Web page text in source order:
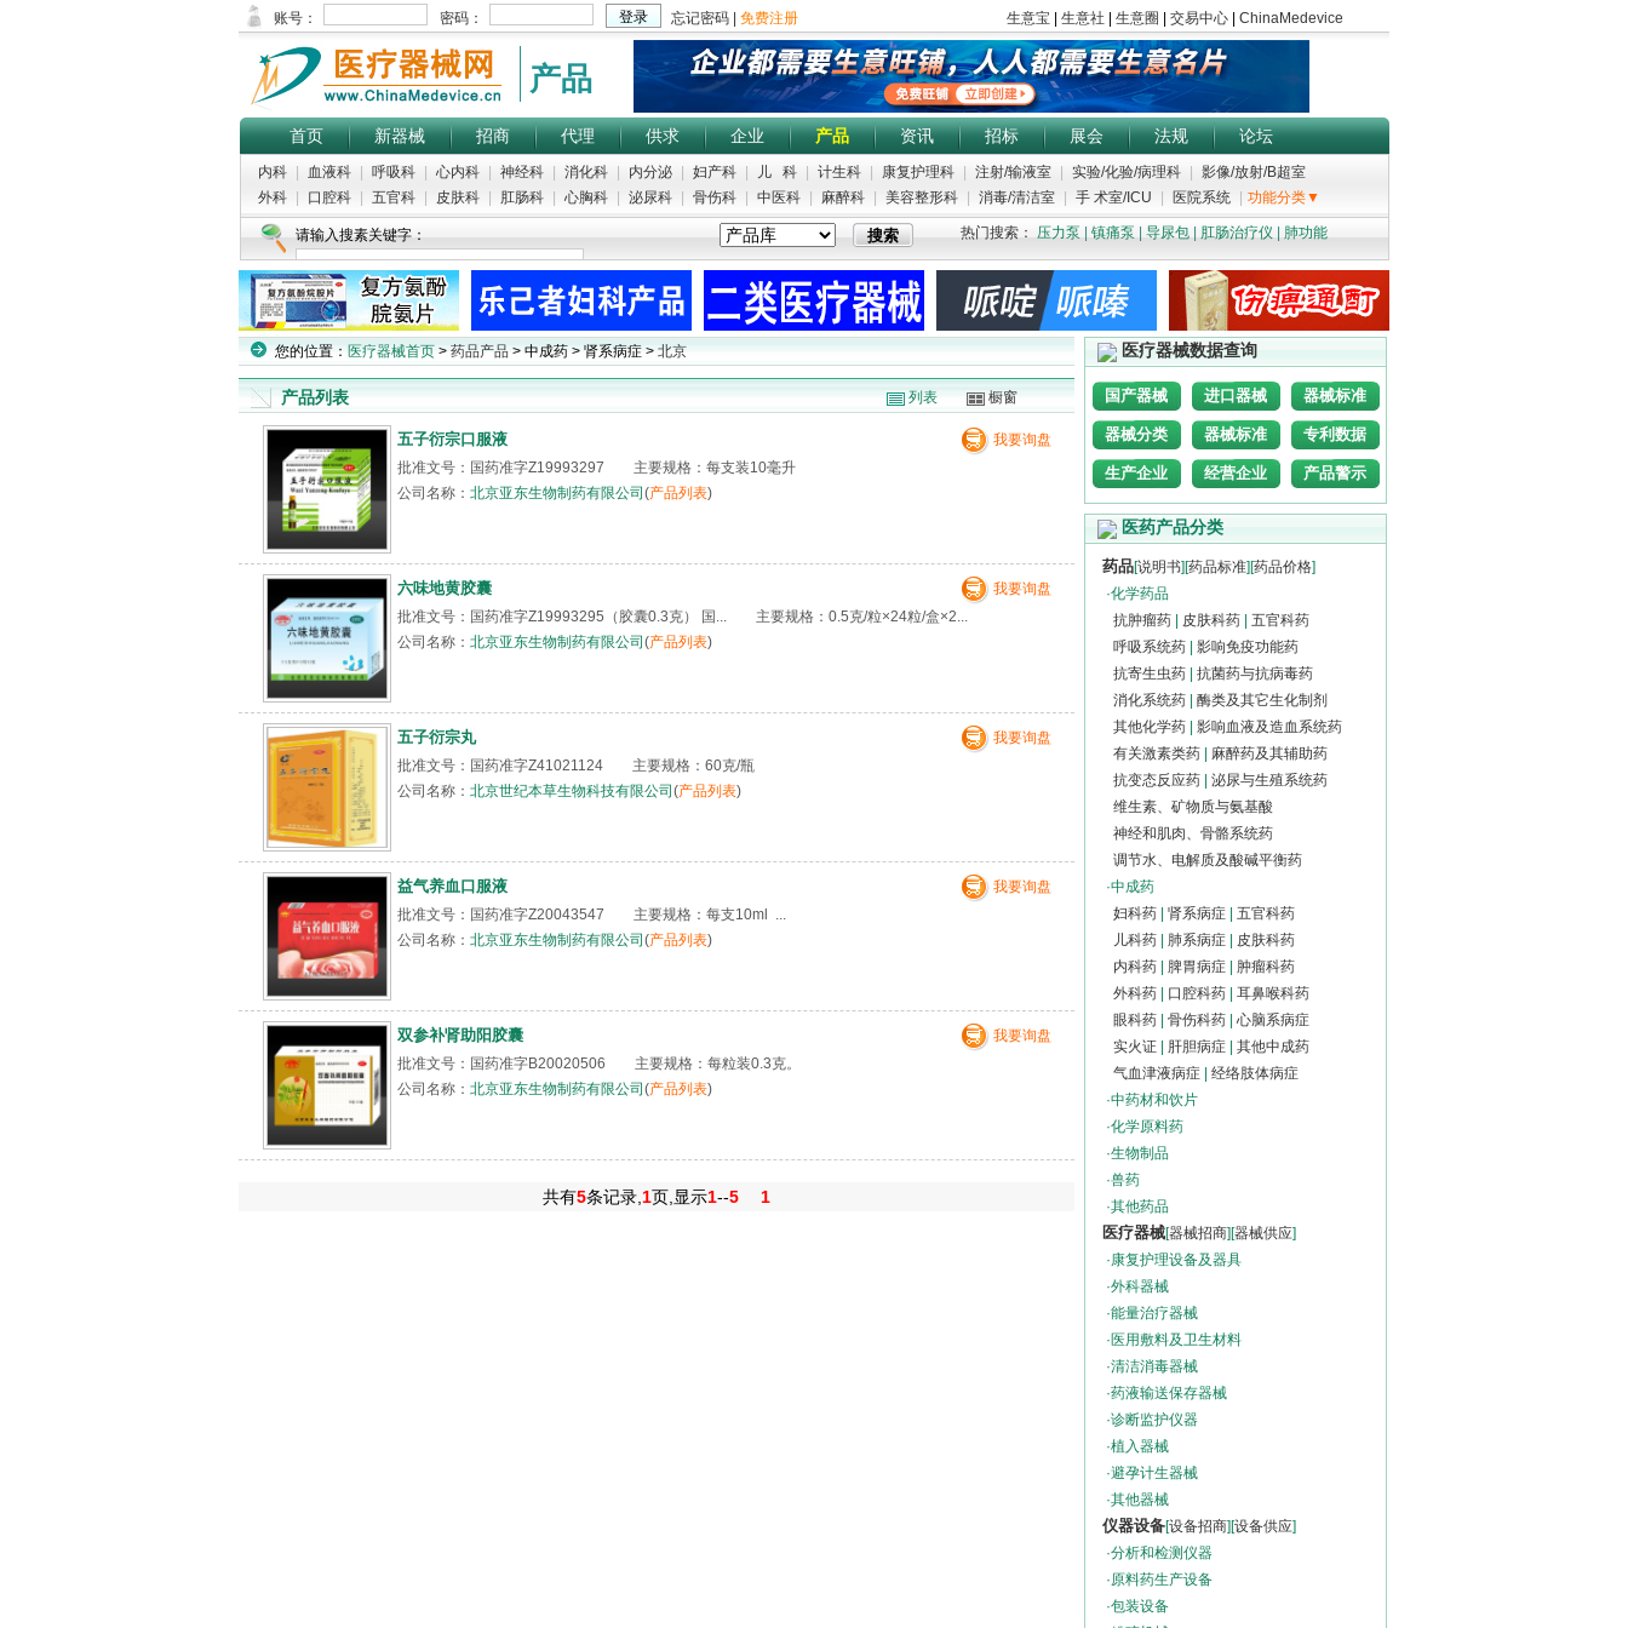
产品
首页 新器械 招商 代理 供求 企业 产品 资讯 招标 展会 法规 论坛
内科 血液科 呼吸科 心内科 神经科 消化科 内分泌 妇产科 儿 科 计生科 康复护理科 注射/输液室 实验/化验/病理科
影像/放射/B超室
外科
口腔科 五官科 皮肤科 肛肠科 心胸科 泌尿科 骨伤科 中医科 麻醉科 美容整形科 消毒/清洁室 手 术室/ICU 医院系统 功能分类▼
请输入搜素关键字： 热门搜索： 压力泵 镇痛泵 导尿包| 肛肠治疗仪 肺功能
您的位置： 医疗器械首页 > 药品产品 > 中成药 > 肾系病症 > 北京
产品列表 列表 橱窗
五子衍宗口服液
我要询盘
批准文号：国药准字Z19993297 主要规格：每支装10毫升
公司名称： 北京亚东生物制药有限公司 (产品列表)
六味地黄胶囊
我要询盘
批准文号：国药准字Z19993295（胶囊0.3克） 国... 主要规格：0.5克/粒×24粒/盒×2...
公司名称： 北京亚东生物制药有限公司 (产品列表)
五子衍宗丸
我要询盘
批准文号：国药准字Z41021124 主要规格：60克/瓶
公司名称： 北京世纪本草生物科技有限公司 (产品列表)
益气养血口服液
我要询盘
批准文号：国药准字Z20043547 主要规格：每支10ml ...
公司名称： 北京亚东生物制药有限公司 (产品列表)
双参补肾助阳胶囊
我要询盘
批准文号：国药准字B20020506 主要规格：每粒装0.3克。
公司名称： 北京亚东生物制药有限公司 (产品列表)
共有5条记录, 1页,显示1--5 1
医疗器械数据查询
国产器械 进口器械 器械标准
器械分类 器械标准 专利数据
生产企业 经营企业 产品警示
医药产品分类
药品[说明书][药品标准][药品价格]
·化学药品
抗肿瘤药 | 皮肤科药 | 五官科药
呼吸系统药 | 影响免疫功能药
抗寄生虫药 | 抗菌药与抗病毒药
消化系统药 | 酶类及其它生化制剂
其他化学药 | 影响血液及造血系统药
有关激素类药 | 麻醉药及其辅助药
抗变态反应药 | 泌尿与生殖系统药
维生素、矿物质与氨基酸
神经和肌肉、骨骼系统药
调节水、电解质及酸碱平衡药
·中成药
妇科药 | 肾系病症 | 五官科药
儿科药 | 肺系病症 | 皮肤科药
内科药 | 脾胃病症 | 肿瘤科药
外科药 | 口腔科药 | 耳鼻喉科药
眼科药 | 骨伤科药 | 心脑系病症
实火证 | 肝胆病症 | 其他中成药
气血津液病症 | 经络肢体病症
·中药材和饮片
·化学原料药
·生物制品
·兽药
·其他药品
医疗器械[器械招商][器械供应]
·康复护理设备及器具
·外科器械
·能量治疗器械
·医用敷料及卫生材料
·清洁消毒器械
·药液输送保存器械
·诊断监护仪器
·植入器械
·避孕计生器械
·其他器械
仪器设备[设备招商][设备供应]
·分析和检测仪器
·原料药生产设备
·包装设备